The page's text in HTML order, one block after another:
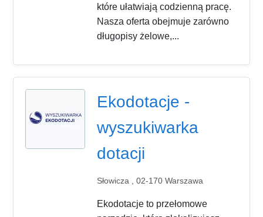
które ułatwiają codzienną pracę.
Nasza oferta obejmuje zarówno
długopisy żelowe,...
Ekodotacje -
wyszukiwarka
dotacji
Słowicza , 02-170 Warszawa
Ekodotacje to przełomowe